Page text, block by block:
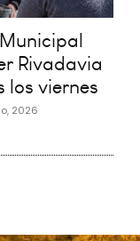
Rivadavia
los viernes
2026